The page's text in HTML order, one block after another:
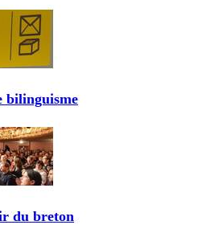
bilinguisme
du breton